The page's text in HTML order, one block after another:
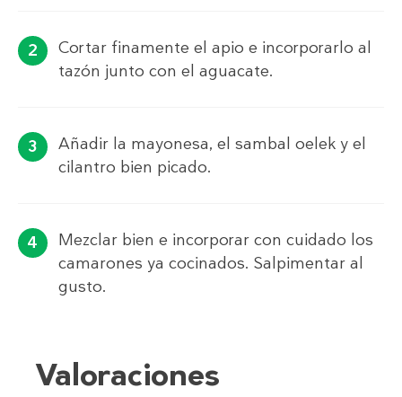
Cortar finamente el apio e incorporarlo al
tazón junto con el aguacate.
Añadir la mayonesa, el sambal oelek y el
cilantro bien picado.
Mezclar bien e incorporar con cuidado los
camarones ya cocinados. Salpimentar al
gusto.
Valoraciones